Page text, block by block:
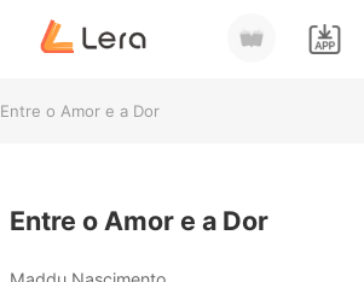
Entre o Amor e a Dor
Entre o Amor e a Dor